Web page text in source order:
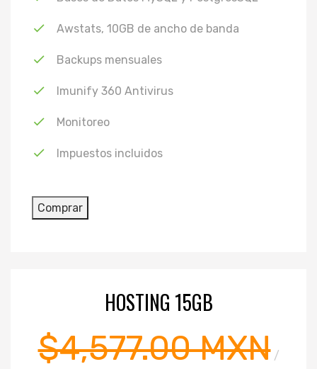
Awstats, 10GB de ancho de banda
Backups mensuales
Imunify 360 Antivirus
Monitoreo
Impuestos incluidos
HOSTING 15GB
$4,577.00 MXN/